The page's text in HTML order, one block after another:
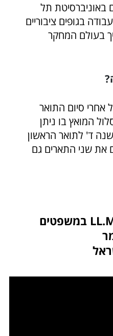
באוניברסיטת תל
בגופים ציבוריים
בעולם המחקר
סיום התואר
המואץ בו ניתן
ד' לתואר הראשון
את שני התארים גם
מוסמך אוניברסיטה .LL.M במשפטים